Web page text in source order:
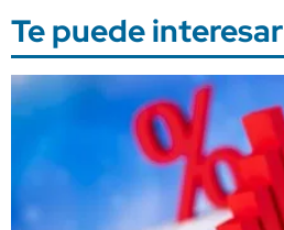
Te puede interesar